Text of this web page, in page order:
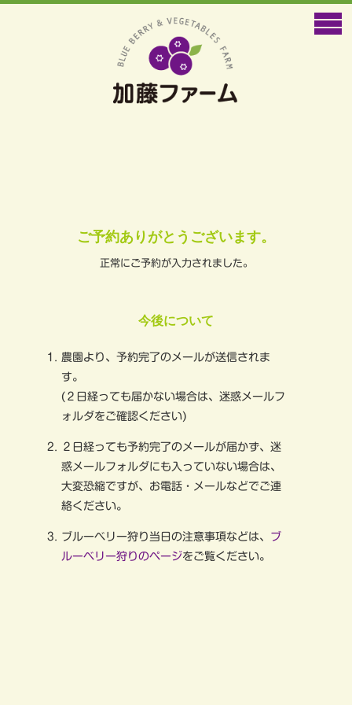
ご予約ありがとうございます。
正常にご予約が入力されました。
今後について
農園より、予約完了のメールが送信されま
す。
(２日経っても届かない場合は、迷惑メールフ
ォルダをご確認ください)
２日経っても予約完了のメールが届かず、迷
惑メールフォルダにも入っていない場合は、
大変恐縮ですが、お電話・メールなどでご連
絡ください。
ブルーベリー狩り当日の注意事項などは、 ブ
ルーベリー狩りのページをご覧ください。